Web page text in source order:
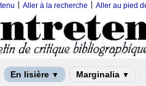
Aller à la recherche Aller au pied
En lisière ▼ Marginalia ▼